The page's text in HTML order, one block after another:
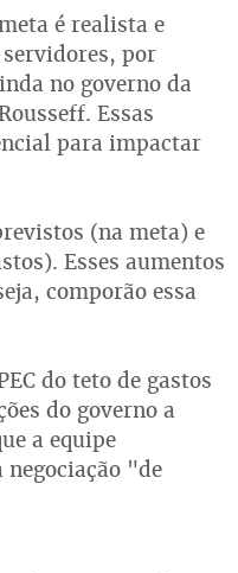
é realista e
por
no governo da
Essas
para impactar
(na meta) e
Esses aumentos
comporão essa
do teto de gastos
do governo a
a equipe
negociação "de